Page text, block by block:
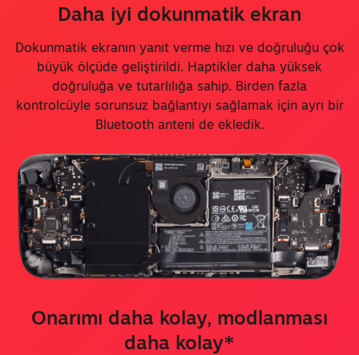
Daha iyi dokunmatik ekran
Dokunmatik ekranın yanıt verme hızı ve doğruluğu çok
büyük ölçüde geliştirildi. Haptikler daha yüksek
doğruluğa ve tutarlılığa sahip. Birden fazla
kontrolcüyle sorunsuz bağlantıyı sağlamak için ayrı bir
Bluetooth anteni de ekledik.
Onarımı daha kolay, modlanması
daha kolay*